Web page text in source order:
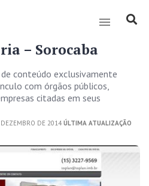
– Sorocaba
conteúdo exclusivamente
com órgãos públicos,
citadas em seus
DE 2014ÚLTIMA ATUALIZAÇÃO